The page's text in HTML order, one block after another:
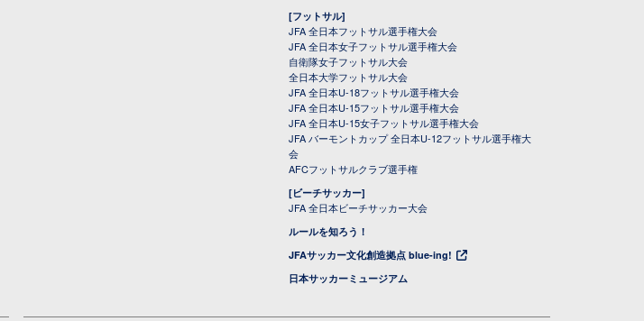
[フットサル]
JFA 全日本フットサル選手権大会
JFA 全日本女子フットサル選手権大会
自衛隊女子フットサル大会
全日本大学フットサル大会
JFA 全日本U-18フットサル選手権大会
JFA 全日本U-15フットサル選手権大会
JFA 全日本U-15女子フットサル選手権大会
JFA バーモントカップ 全日本U-12フットサル選手権大
会
AFCフットサルクラブ選手権
[ビーチサッカー]
JFA 全日本ビーチサッカー大会
ルールを知ろう！
JFAサッカー文化創造拠点 blue-ing!
日本サッカーミュージアム